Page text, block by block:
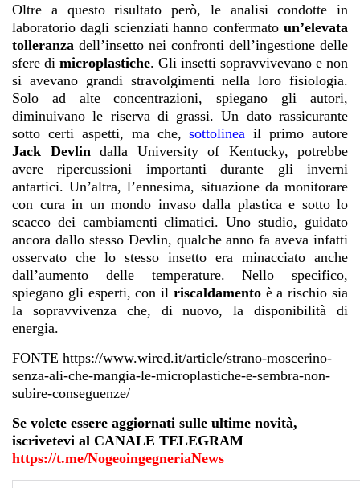
Oltre a questo risultato però, le analisi condotte in
laboratorio dagli scienziati hanno confermato un’elevata
tolleranza dell’insetto nei confronti dell’ingestione delle
sfere di microplastiche. Gli insetti sopravvivevano e non
si avevano grandi stravolgimenti nella loro fisiologia.
Solo ad alte concentrazioni, spiegano gli autori,
diminuivano le riserva di grassi. Un dato rassicurante
sotto certi aspetti, ma che,sottolinea il primo autore
Jack Devlin dalla University of Kentucky, potrebbe
avere ripercussioni importanti durante gli inverni
antartici. Un’altra, l’ennesima, situazione da monitorare
con cura in un mondo invaso dalla plastica e sotto lo
scacco dei cambiamenti climatici. Unostudio, guidato
ancora dallo stesso Devlin, qualche anno fa aveva infatti
osservato che lo stesso insetto era minacciato anche
dall’aumento delle temperature. Nello specifico,
spiegano gli esperti, con il riscaldamentoè a rischio sia
la sopravvivenza che, di nuovo, la disponibilità di
energia.
FONTE https://www.wired.it/article/strano-moscerino-
senza-ali-che-mangia-le-microplastiche-e-sembra-non-
subire-conseguenze/
Se volete essere aggiornati sulle ultime novità,
iscrivetevi al CANALE TELEGRAM
https://t.me/NogeoingegneriaNews